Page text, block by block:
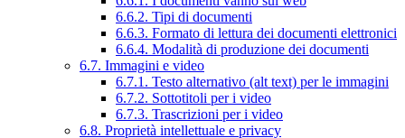
6.6.2. Tipi di documenti
6.6.3. Formato di lettura dei documenti elettronici
6.6.4. Modalità di produzione dei documenti
6.7. Immagini e video
6.7.1. Testo alternativo (alt text) per le immagini
6.7.2. Sottotitoli per i video
6.7.3. Trascrizioni per i video
6.8. Proprietà intellettuale e privacy